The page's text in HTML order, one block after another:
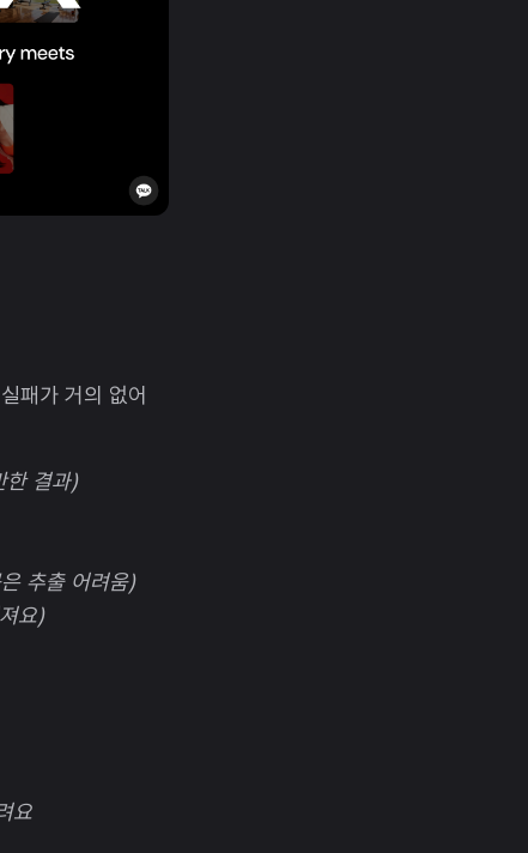
패가 거의 없어
한 결과)
추출 어려움)
요)
요